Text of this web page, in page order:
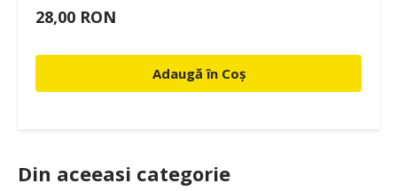
28,00 RON
Adaugă în Coș
Din aceeasi categorie